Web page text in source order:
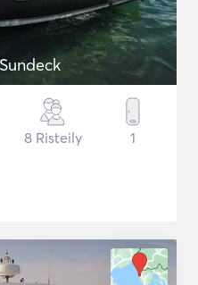
8 Risteily 1